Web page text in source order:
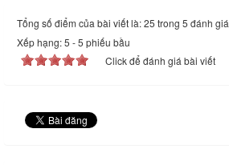
Tổng số điểm của bài viết là: 25 trong 5 đánh giá
Xếp hạng:5 -5 phiếu bầu
Click để đánh giá bài viết